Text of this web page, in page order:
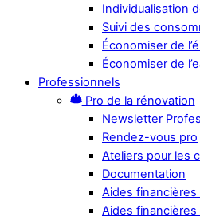
Individualisation
Suivi des
Économiser de
Économiser de
Professionnels
Pro de la rénovation
Newsletter
Rendez-vous pro
Ateliers pour les
Documentation
Aides financières
Aides